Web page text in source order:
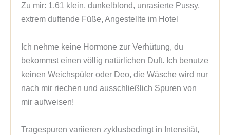
Zu mir: 1,61 klein, dunkelblond, unrasierte Pussy,
extrem duftende Füße, Angestellte im Hotel
Ich nehme keine Hormone zur Verhütung, du
bekommst einen völlig natürlichen Duft. Ich benutze
keinen Weichspüler oder Deo, die Wäsche wird nur
nach mir riechen und ausschließlich Spuren von
mir aufweisen!
Tragespuren variieren zyklusbedingt in Intensität,